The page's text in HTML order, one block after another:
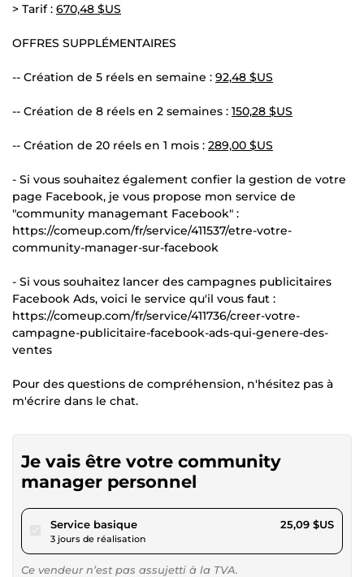
> Tarif : 670,48 $US
OFFRES SUPPLÉMENTAIRES
-- Création de 5 réels en semaine : 92,48 $US
-- Création de 8 réels en 2 semaines : 150,28 $US
-- Création de 20 réels en 1 mois : 289,00 $US
- Si vous souhaitez également confier la gestion de votre
page Facebook, je vous propose mon service de
"community managemant Facebook" :
https://comeup.com/fr/service/411537/etre-votre-
community-manager-sur-facebook
- Si vous souhaitez lancer des campagnes publicitaires
Facebook Ads, voici le service qu'il vous faut :
https://comeup.com/fr/service/411736/creer-votre-
campagne-publicitaire-facebook-ads-qui-genere-des-
ventes
Pour des questions de compréhension, n'hésitez pas à
m'écrire dans le chat.
Je vais être votre community
manager personnel
Service basiquepour 23,12 $US
3 jours de réalisation
25,09 $US
Ce vendeur n’est pas assujetti à la TVA.